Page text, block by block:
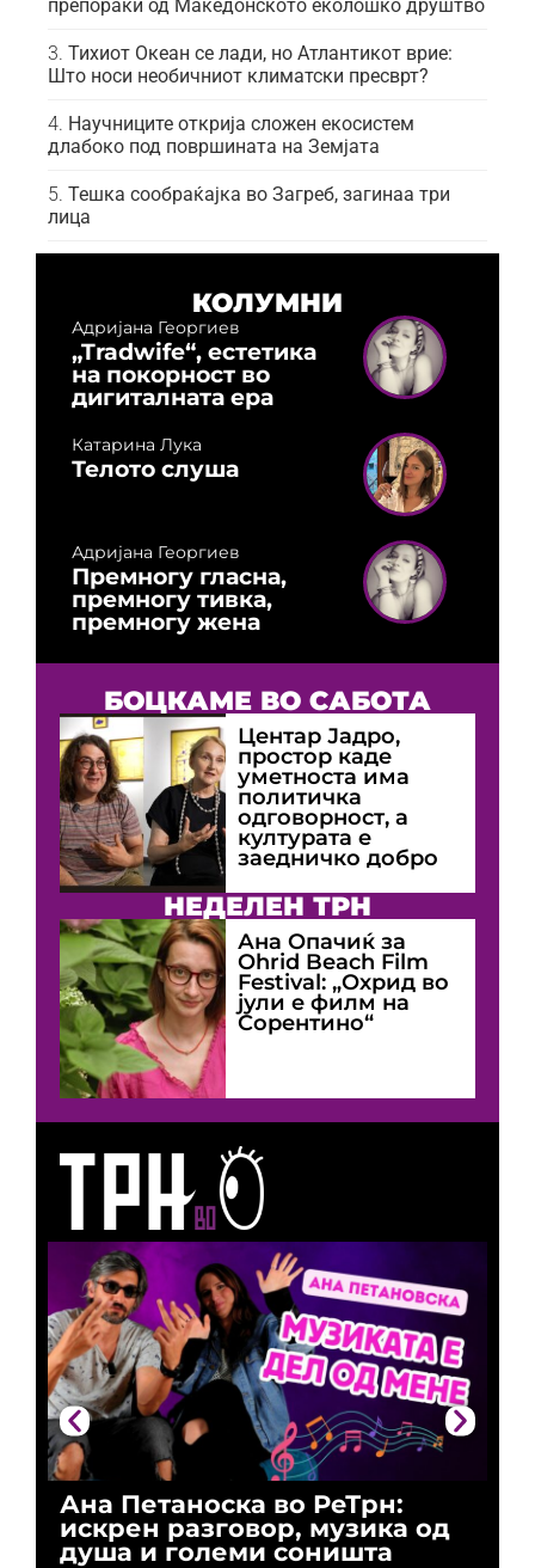
препораки од Македонското еколошко друштво
Тихиот Океан се лади, но Атлантикот врие:
Што носи необичниот климатски пресврт?
Научниците открија сложен екосистем
длабоко под површината на Земјата
Тешка сообраќајка во Загреб, загинаа три
лица
Ана Петаноска во РеТрн:
искрен разговор, музика од
душа и големи соништа
КОЛУМНИ
Адријана Георгиев
„Tradwife“, естетика
на покорност во
дигиталната ера
Катарина Лука
Телото слуша
Адријана Георгиев
Премногу гласна,
премногу тивка,
премногу жена
БОЦКАМЕ ВО САБОТА
Центар Јадро,
простор каде
уметноста има
политичка
одговорност, а
културата е
заедничко добро
НЕДЕЛЕН ТРН
Ана Опачиќ за
Оhrid Beach Film
Festival: „Охрид во
јули е филм на
Сорентино“